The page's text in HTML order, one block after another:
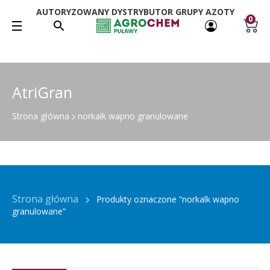
AUTORYZOWANY DYSTRYBUTOR GRUPY AZOTY
0
AtriGran
Strona główna norkalk wapno granulowane
Strona główna
Produkty oznaczone “norkalk wapno
granulowane”